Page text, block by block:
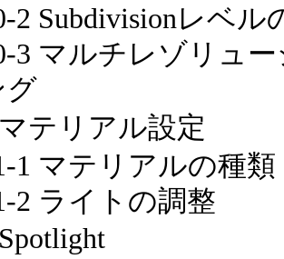
2 Subdivisionレベ
3 マルチレゾリュ
グ
テリアル設定
1 マテリアルの種類
2 ライトの調整